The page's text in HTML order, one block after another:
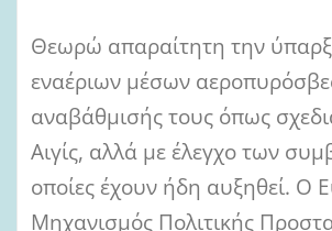
Θεωρώ απαραίτητη την
εναέριων μέσων
αναβάθμισής τους όπως
Αιγίς, αλλά με έλεγχο των
οποίες έχουν ήδη αυξηθεί. Ο
Μηχανισμός Πολιτικής